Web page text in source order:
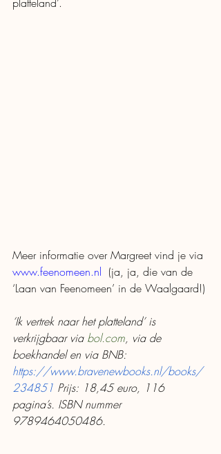
Meer informatie over Margreet vind je via
www.feenomeen.nl
  (ja, ja, die van de
‘Laan van Feenomeen’ in de Waalgaard!)
‘Ik vertrek naar het platteland’ is
verkrijgbaar via bol.com, via de
boekhandel en via BNB:
https://www.bravenewbooks.nl/books/
234851 Prijs: 18,45 euro, 116
pagina’s. ISBN nummer
9789464050486.